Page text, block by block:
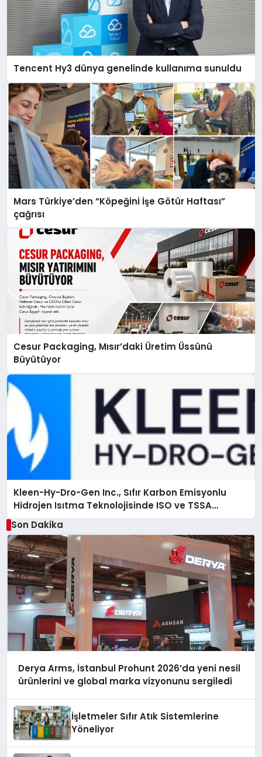
Tencent Hy3 dünya genelinde kullanıma sunuldu
Mars Türkiye’den “Köpeğini İşe Götür Haftası”
çağrısı
Cesur Packaging, Mısır’daki Üretim Üssünü
Büyütüyor
Kleen-Hy-Dro-Gen Inc., Sıfır Karbon Emisyonlu
Hidrojen Isıtma Teknolojisinde ISO ve TSSA
Düzenleyici Onaylarını Aldı
Son Dakika
Derya Arms, İstanbul Prohunt 2026’da yeni nesil
ürünlerini ve global marka vizyonunu sergiledi
İşletmeler Sıfır Atık Sistemlerine
Yöneliyor